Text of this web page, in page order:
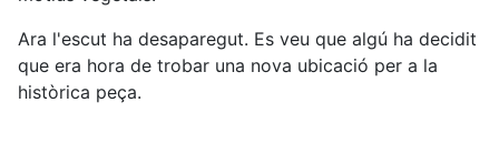
Ara l'escut ha desaparegut. Es veu que algú ha decidit
que era hora de trobar una nova ubicació per a la
històrica peça.